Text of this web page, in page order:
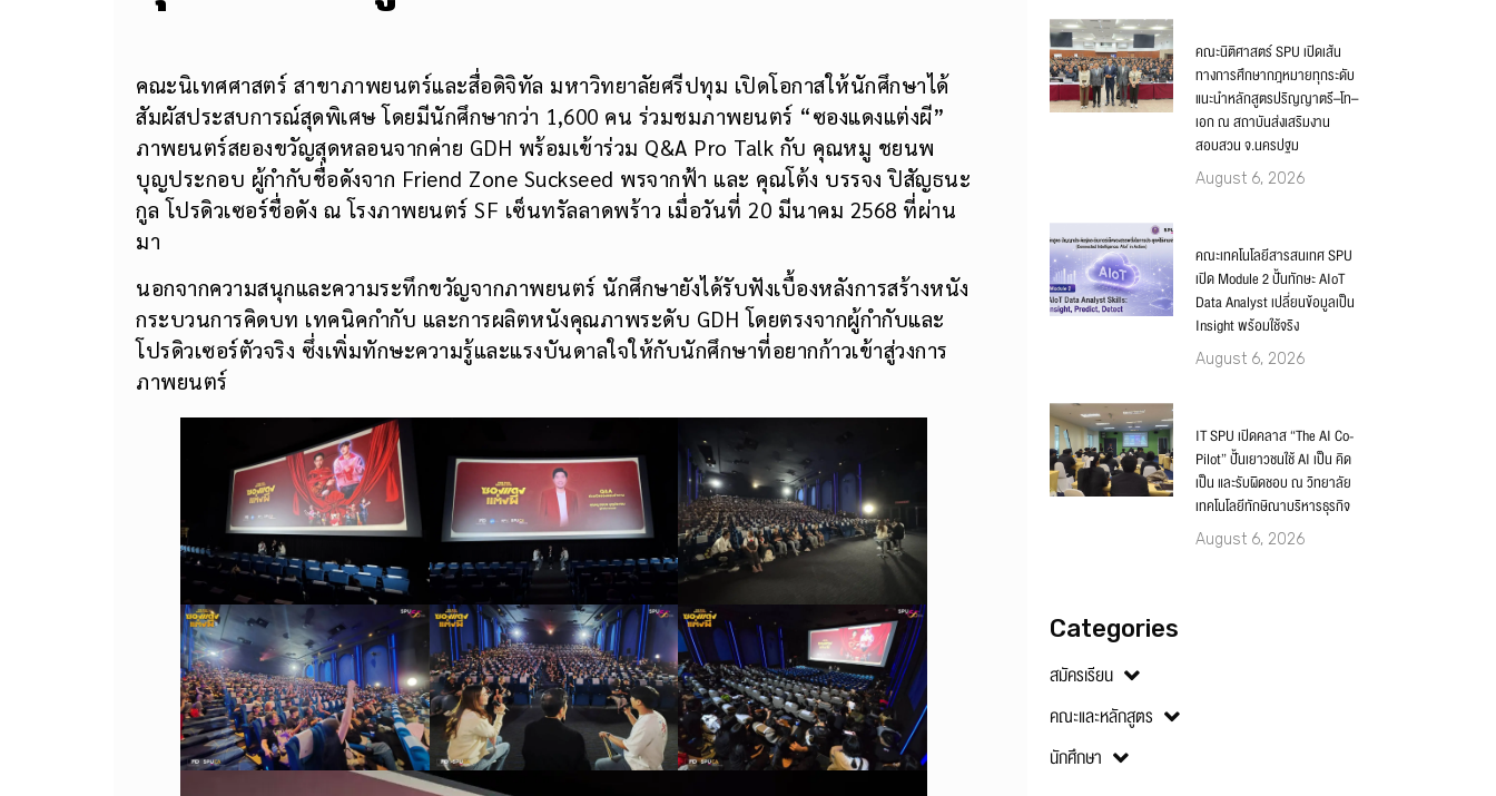
คณะนิเทศศาสตร์ สาขาภาพยนตร์และสื่อดิจิทัล มหาวิทยาลัยศรีปทุม เปิดโอกาสให้นักศึกษาได้
สัมผัสประสบการณ์สุดพิเศษ โดยมีนักศึกษากว่า 1,600 คน ร่วมชมภาพยนตร์ “ซองแดงแต่งผี”
ภาพยนตร์สยองขวัญสุดหลอนจากค่าย GDH พร้อมเข้าร่วม Q&A Pro Talk กับ คุณหมู ชยนพ
บุญประกอบ ผู้กำกับชื่อดังจาก Friend Zone Suckseed พรจากฟ้า และ คุณโต้ง บรรจง ปิสัญธนะ
กูล โปรดิวเซอร์ชื่อดัง ณ โรงภาพยนตร์ SF เซ็นทรัลลาดพร้าว เมื่อวันที่ 20 มีนาคม 2568 ที่ผ่าน
มา
นอกจากความสนุกและความระทึกขวัญจากภาพยนตร์ นักศึกษายังได้รับฟังเบื้องหลังการสร้างหนัง
กระบวนการคิดบท เทคนิคกำกับ และการผลิตหนังคุณภาพระดับ GDH โดยตรงจากผู้กำกับและ
โปรดิวเซอร์ตัวจริง ซึ่งเพิ่มทักษะความรู้และแรงบันดาลใจให้กับนักศึกษาที่อยากก้าวเข้าสู่วงการ
ภาพยนตร์
คณะนิติศาสตร์ SPU เปิดเส้น
ทางการศึกษากฎหมายทุกระดับ
แนะนำหลักสูตรปริญญาตรี–โท–
เอก ณ สถาบันส่งเสริมงาน
สอบสวน จ.นครปฐม
August 6, 2026
คณะเทคโนโลยีสารสนเทศ SPU
เปิด Module 2 ปั้นทักษะ AIoT
Data Analyst เปลี่ยนข้อมูลเป็น
Insight พร้อมใช้จริง
August 6, 2026
IT SPU เปิดคลาส “The AI Co-
Pilot” ปั้นเยาวชนใช้ AI เป็น คิด
เป็น และรับผิดชอบ ณ วิทยาลัย
เทคโนโลยีทักษิณาบริหารธุรกิจ
August 6, 2026
Categories
สมัครเรียน
คณะและหลักสูตร
นักศึกษา